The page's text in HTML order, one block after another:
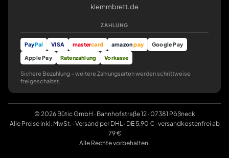
klemmbrett.de
ZAHLUNG
PayPal VISA mastercard amazonpay
Google Pay
Apple Pay
Ratenzahlung Vorkasse
Sichere Bezahlung – weitere Zahlungsarten werden schrittweise
freigeschaltet.
© 2026 Bütic GmbH · Bahnhofstraße 12 · 07381 Pößneck
Alle Preise inkl. MwSt. · Versand per DHL · DE 5,90 € · versandkostenfrei ab
79 €
Alle Rechte vorbehalten.